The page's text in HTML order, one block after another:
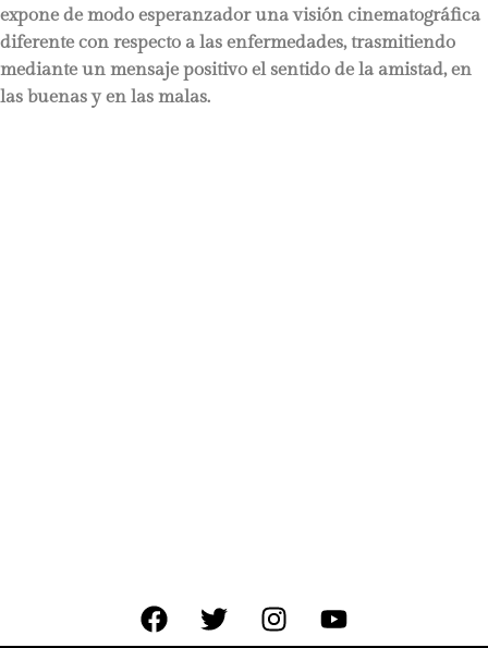
expone de modo esperanzador una visión cinematográfica
diferente con respecto a las enfermedades, trasmitiendo
mediante un mensaje positivo el sentido de la amistad, en
las buenas y en las malas.